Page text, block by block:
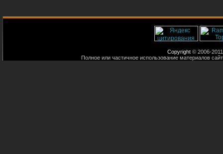
Copyright © 2006-
Полное или частичное использование материалов